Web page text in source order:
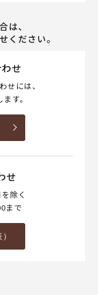
は、
ください。
せ
せには、
す。
せ
除く
まで